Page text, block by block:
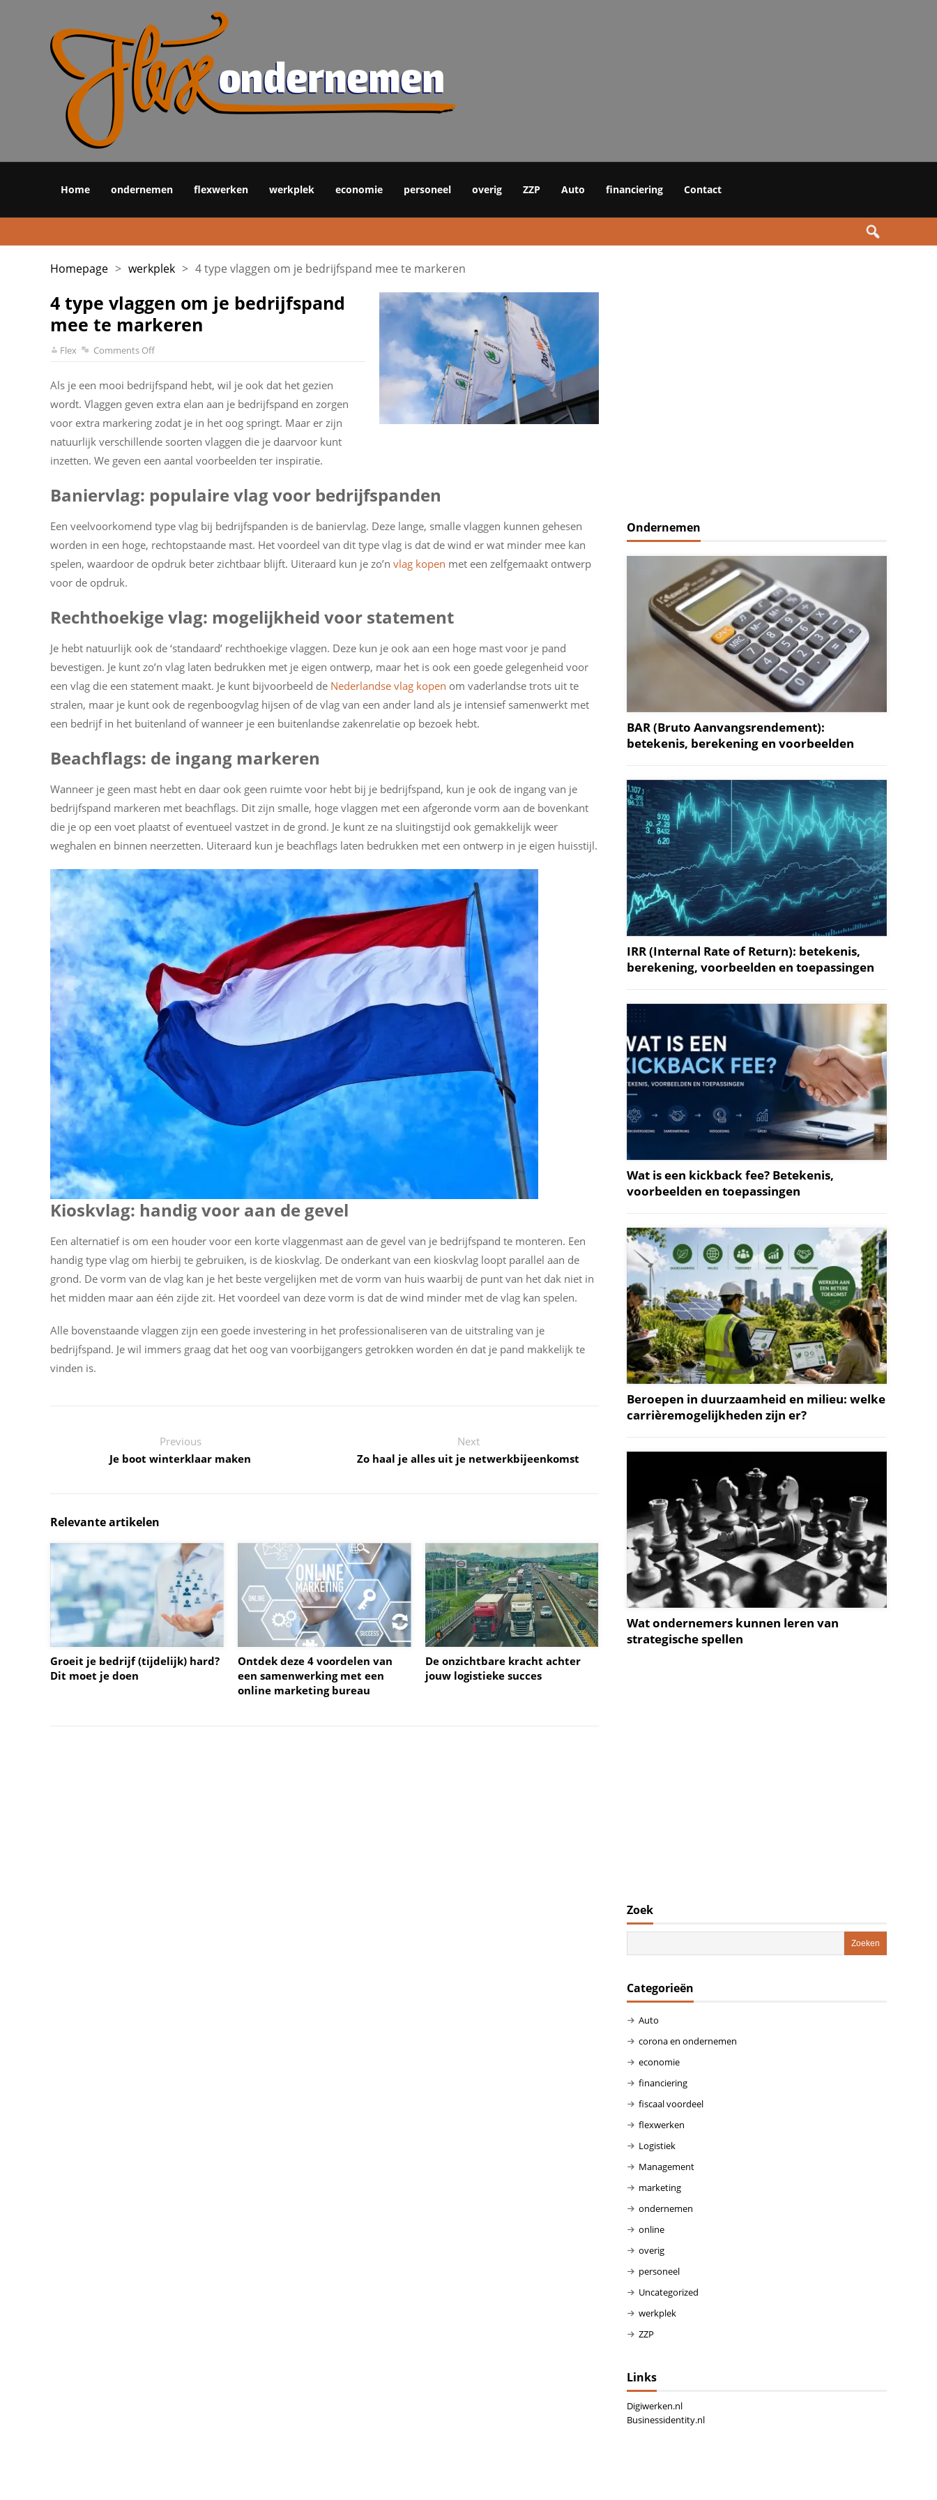
Home ondernemen flexwerken werkplek economie personeel overig ZZP Auto financiering Contact
Homepage > werkplek > 4 type vlaggen om je bedrijfspand mee te markeren
4 type vlaggen om je bedrijfspand
mee te markeren
Flex Comments Off
Als je een mooi bedrijfspand hebt, wil je ook dat het gezien
wordt. Vlaggen geven extra elan aan je bedrijfspand en zorgen
voor extra markering zodat je in het oog springt. Maar er zijn
natuurlijk verschillende soorten vlaggen die je daarvoor kunt
inzetten. We geven een aantal voorbeelden ter inspiratie.
Baniervlag: populaire vlag voor bedrijfspanden
Een veelvoorkomend type vlag bij bedrijfspanden is de baniervlag. Deze lange, smalle vlaggen kunnen gehesen
worden in een hoge, rechtopstaande mast. Het voordeel van dit type vlag is dat de wind er wat minder mee kan
spelen, waardoor de opdruk beter zichtbaar blijft. Uiteraard kun je zo’n vlag kopen met een zelfgemaakt ontwerp
voor de opdruk.
Rechthoekige vlag: mogelijkheid voor statement
Je hebt natuurlijk ook de ‘standaard’ rechthoekige vlaggen. Deze kun je ook aan een hoge mast voor je pand
bevestigen. Je kunt zo’n vlag laten bedrukken met je eigen ontwerp, maar het is ook een goede gelegenheid voor
een vlag die een statement maakt. Je kunt bijvoorbeeld de Nederlandse vlag kopen om vaderlandse trots uit te
stralen, maar je kunt ook de regenboogvlag hijsen of de vlag van een ander land als je intensief samenwerkt met
een bedrijf in het buitenland of wanneer je een buitenlandse zakenrelatie op bezoek hebt.
Beachflags: de ingang markeren
Wanneer je geen mast hebt en daar ook geen ruimte voor hebt bij je bedrijfspand, kun je ook de ingang van je
bedrijfspand markeren met beachflags. Dit zijn smalle, hoge vlaggen met een afgeronde vorm aan de bovenkant
die je op een voet plaatst of eventueel vastzet in de grond. Je kunt ze na sluitingstijd ook gemakkelijk weer
weghalen en binnen neerzetten. Uiteraard kun je beachflags laten bedrukken met een ontwerp in je eigen huisstijl.
Kioskvlag: handig voor aan de gevel
Een alternatief is om een houder voor een korte vlaggenmast aan de gevel van je bedrijfspand te monteren. Een
handig type vlag om hierbij te gebruiken, is de kioskvlag. De onderkant van een kioskvlag loopt parallel aan de
grond. De vorm van de vlag kan je het beste vergelijken met de vorm van huis waarbij de punt van het dak niet in
het midden maar aan één zijde zit. Het voordeel van deze vorm is dat de wind minder met de vlag kan spelen.
Alle bovenstaande vlaggen zijn een goede investering in het professionaliseren van de uitstraling van je
bedrijfspand. Je wil immers graag dat het oog van voorbijgangers getrokken worden én dat je pand makkelijk te
vinden is.
Previous
Je boot winterklaar maken
Next
Zo haal je alles uit je netwerkbijeenkomst
Relevante artikelen
Groeit je bedrijf (tijdelijk) hard?
Dit moet je doen
Ontdek deze 4 voordelen van
een samenwerking met een
online marketing bureau
De onzichtbare kracht achter
jouw logistieke succes
Ondernemen
BAR (Bruto Aanvangsrendement):
betekenis, berekening en voorbeelden
IRR (Internal Rate of Return): betekenis,
berekening, voorbeelden en toepassingen
Wat is een kickback fee? Betekenis,
voorbeelden en toepassingen
Beroepen in duurzaamheid en milieu: welke
carrièremogelijkheden zijn er?
Wat ondernemers kunnen leren van
strategische spellen
Zoek
Categorieën
Auto
corona en ondernemen
economie
financiering
fiscaal voordeel
flexwerken
Logistiek
Management
marketing
ondernemen
online
overig
personeel
Uncategorized
werkplek
ZZP
Links
Digiwerken.nl
Businessidentity.nl